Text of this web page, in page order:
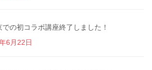
での初コラボ講座終了しました！
6月22日